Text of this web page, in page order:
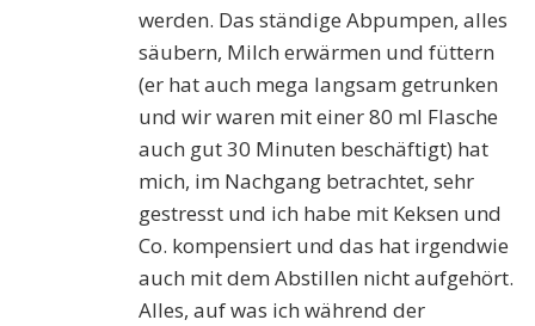
werden. Das ständige Abpumpen, alles
säubern, Milch erwärmen und füttern
(er hat auch mega langsam getrunken
und wir waren mit einer 80 ml Flasche
auch gut 30 Minuten beschäftigt) hat
mich, im Nachgang betrachtet, sehr
gestresst und ich habe mit Keksen und
Co. kompensiert und das hat irgendwie
auch mit dem Abstillen nicht aufgehört.
Alles, auf was ich während der